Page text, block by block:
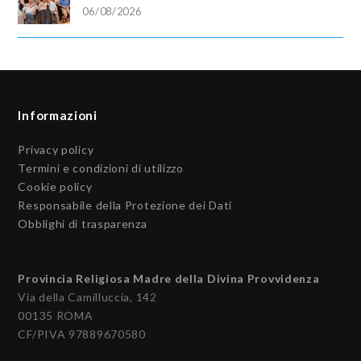
06/08/2026
Informazioni
Privacy policy
Termini e condizioni di utilizzo
Cookie policy
Responsabile della Protezione dei Dati
Obblighi di trasparenza
Provincia Religiosa Madre della Divina Provvidenza
Via della Camilluccia, 142
00135 ROMA
CF/PIVA 97889670580